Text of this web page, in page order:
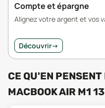
Compte et épargne
Alignez votre argent et vos
Découvrir→
CE QU'EN
MACBOOK AIR M1